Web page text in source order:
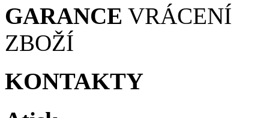
GARANCE VRÁCENÍ
ZBOŽÍ
KONTAKTY